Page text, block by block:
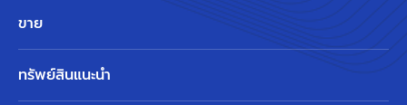
ขาย
ทรัพย์สินแนะนำ